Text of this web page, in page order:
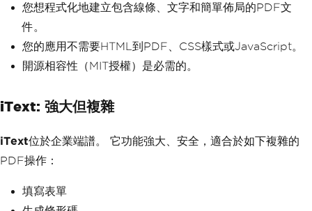
您想程式化地建立包含線條、文字和簡單佈局的PDF文
件。
您的應用不需要HTML到PDF、CSS樣式或JavaScript。
開源相容性（MIT授權）是必需的。
iText: 強大但複雜
iText位於企業端譜。 它功能強大、安全，適合於如下複雜的
PDF操作：
填寫表單